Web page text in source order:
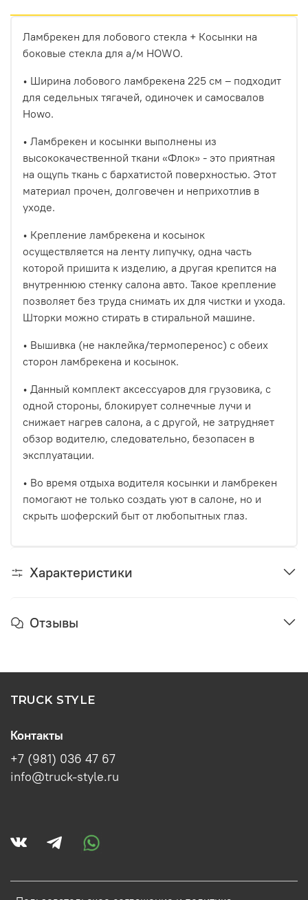
Ламбрекен для лобового стекла + Косынки на
боковые стекла для а/м HOWO.
• Ширина лобового ламбрекена 225 см – подходит
для седельных тягачей, одиночек и самосвалов
Howo.
• Ламбрекен и косынки выполнены из
высококачественной ткани «Флок» - это приятная
на ощупь ткань с бархатистой поверхностью. Этот
материал прочен, долговечен и неприхотлив в
уходе.
• Крепление ламбрекена и косынок
осуществляется на ленту липучку, одна часть
которой пришита к изделию, а другая крепится на
внутреннюю стенку салона авто. Такое крепление
позволяет без труда снимать их для чистки и ухода.
Шторки можно стирать в стиральной машине.
• Вышивка (не наклейка/термоперенос) с обеих
сторон ламбрекена и косынок.
• Данный комплект аксессуаров для грузовика, с
одной стороны, блокирует солнечные лучи и
снижает нагрев салона, а с другой, не затрудняет
обзор водителю, следовательно, безопасен в
эксплуатации.
• Во время отдыха водителя косынки и ламбрекен
помогают не только создать уют в салоне, но и
скрыть шоферский быт от любопытных глаз.
Характеристики
Отзывы
TRUCK STYLE
Контакты
+7 (981) 036 47 67
info@truck-style.ru